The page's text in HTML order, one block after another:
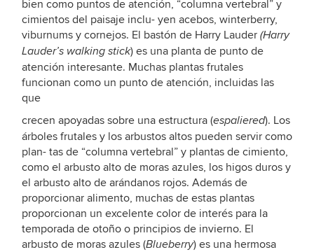
bien como puntos de atención, “columna vertebral” y
cimientos del paisaje inclu- yen acebos, winterberry,
viburnums y cornejos. El bastón de Harry Lauder (Harry
Lauder’s walking stick) es una planta de punto de
atención interesante. Muchas plantas frutales
funcionan como un punto de atención, incluidas las
que
crecen apoyadas sobre una estructura (espaliered). Los
árboles frutales y los arbustos altos pueden servir como
plan- tas de “columna vertebral” y plantas de cimiento,
como el arbusto alto de moras azules, los higos duros y
el arbusto alto de arándanos rojos. Además de
proporcionar alimento, muchas de estas plantas
proporcionan un excelente color de interés para la
temporada de otoño o principios de invierno. El
arbusto de moras azules (Blueberry) es una hermosa